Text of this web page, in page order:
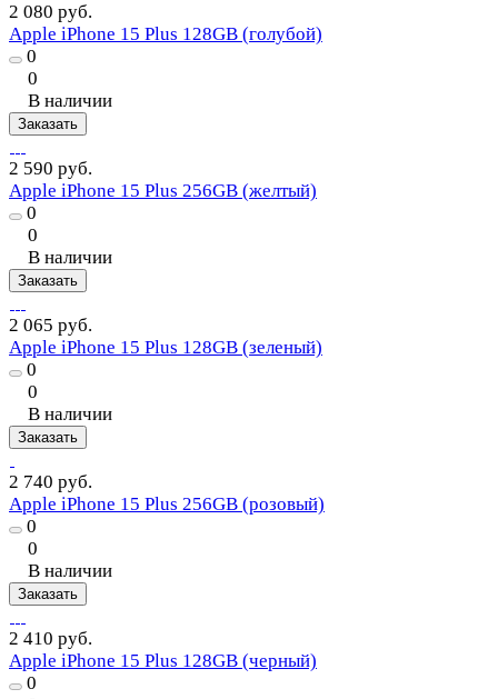
2 080 руб.
Apple iPhone 15 Plus 128GB (голубой)
0
0
В наличии
Заказать
2 590 руб.
Apple iPhone 15 Plus 256GB (желтый)
0
0
В наличии
Заказать
2 065 руб.
Apple iPhone 15 Plus 128GB (зеленый)
0
0
В наличии
Заказать
2 740 руб.
Apple iPhone 15 Plus 256GB (розовый)
0
0
В наличии
Заказать
2 410 руб.
Apple iPhone 15 Plus 128GB (черный)
0